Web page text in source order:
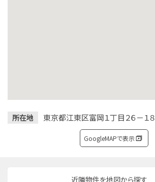
所在地 東京都江東区富岡１丁目２６－１８
GoogleMAPで表示
近隣物件を地図から探す